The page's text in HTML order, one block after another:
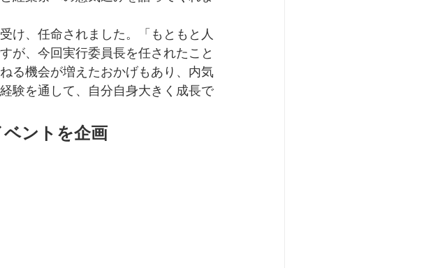
け、任命されました。「もともと人
が、今回実行委員長を任されたこと
る機会が増えたおかげもあり、内気
験を通して、自分自身大きく成長で
ントを企画